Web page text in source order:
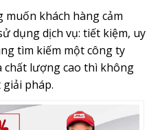
muốn khách hàng cảm
dụng dịch vụ: tiết kiệm, uy
tìm kiếm một công ty
chất lượng cao thì không
giải pháp.